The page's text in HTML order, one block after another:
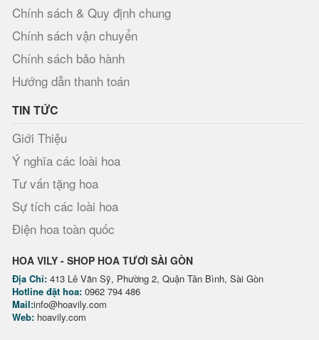
Chính sách & Quy định chung
Chính sách vận chuyển
Chính sách bảo hành
Hướng dẫn thanh toán
TIN TỨC
Giới Thiệu
Ý nghĩa các loài hoa
Tư vấn tặng hoa
Sự tích các loài hoa
Điện hoa toàn quốc
HOA VILY - SHOP HOA TƯƠI SÀI GÒN
Địa Chỉ: 413 Lê Văn Sỹ, Phường 2, Quận Tân Bình, Sài Gòn
Hotline đặt hoa: 0962 794 486
Mail:info@hoavily.com
Web: hoavily.com